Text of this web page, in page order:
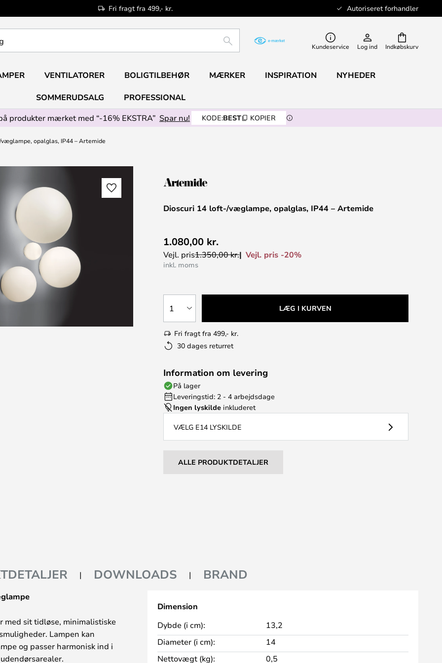
Fri fragt fra 499,- kr. Autoriseret forhandler
Indkøbskurv
SØG Kundeservice Log ind
VENTILATORER BOLIGTILBEHØR MÆRKER INSPIRATION NYHEDER
SOMMERUDSALG
PROFESSIONAL
produkter mærket med “-16% EKSTRA” Spar nu! KODE:BEST KOPIER
opalglas, IP44 – Artemide
Dioscuri 14 loft-/væglampe, opalglas, IP44 – Artemide
1.080,00 kr.
Vejl. pris1.350,00 kr. Vejl. pris -20%
inkl. moms
1 LÆG I KURVEN
Fri fragt fra 499,- kr.
30 dages returret
Information om levering
På lager
Leveringstid: 2 - 4 arbejdsdage
Ingen lyskilde inkluderet
VÆLG E14 LYSKILDE
ALLE PRODUKTDETALJER
DOWNLOADS BRAND
med sit tidløse, minimalistiske
Lampen kan
og passer harmonisk ind i
Dimension
Dybde (i cm):
13,2
Diameter (i cm):
14
Nettovægt (kg):
0,5